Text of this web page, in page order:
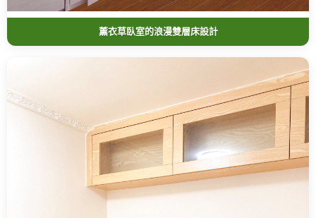
薰衣草臥室的浪漫雙層床設計